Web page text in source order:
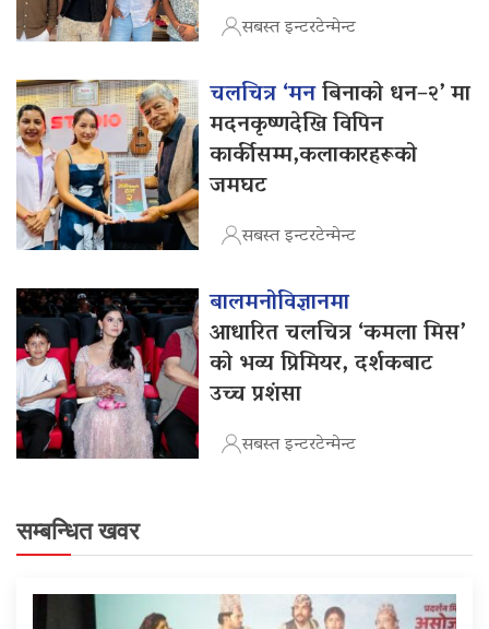
सबस्त इन्टरटेन्मेन्ट
चलचित्र ‘मनबिनाको धन–२’ मा
मदनकृष्णदेखि विपिन
कार्कीसम्म,कलाकारहरूको
जमघट
सबस्त इन्टरटेन्मेन्ट
बालमनोविज्ञानमा
आधारित चलचित्र ‘कमला मिस’
को भव्य प्रिमियर, दर्शकबाट
उच्च प्रशंसा
सबस्त इन्टरटेन्मेन्ट
सम्बन्धित खवर